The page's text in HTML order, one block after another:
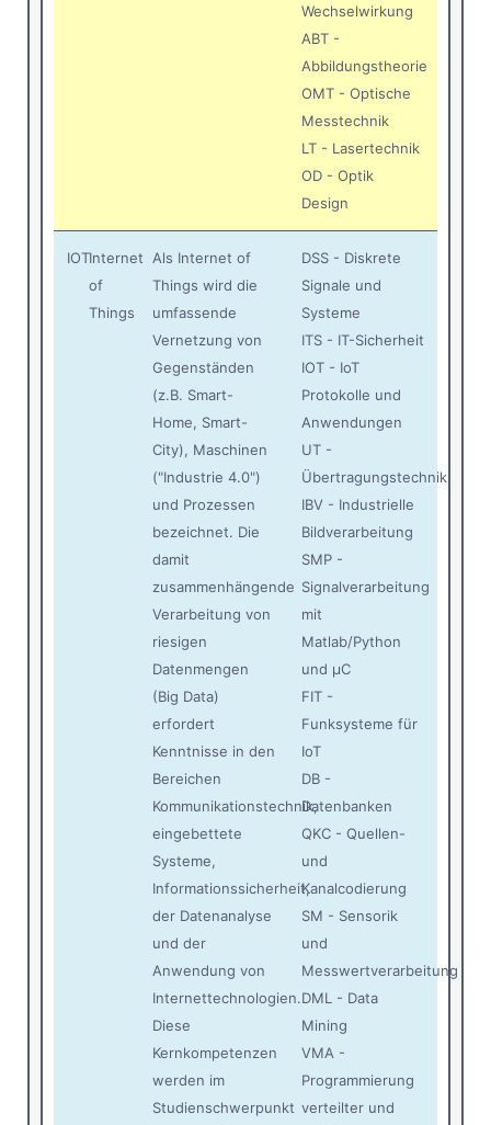
Wechselwirkung
ABT -
Abbildungstheorie
OMT - Optische
Messtechnik
LT - Lasertechnik
OD - Optik
Design
IOTInternet
of
Things
Als Internet of
Things wird die
umfassende
Vernetzung von
Gegenständen
(z.B. Smart-
Home, Smart-
City), Maschinen
("Industrie 4.0")
und Prozessen
bezeichnet. Die
damit
zusammenhängende
Verarbeitung von
riesigen
Datenmengen
(Big Data)
erfordert
Kenntnisse in den
Bereichen
Kommunikationstechnik,
eingebettete
Systeme,
Informationssicherheit,
der Datenanalyse
und der
Anwendung von
Internettechnologien.
Diese
Kernkompetenzen
werden im
Studienschwerpunkt
DSS - Diskrete
Signale und
Systeme
ITS - IT-Sicherheit
IOT - IoT
Protokolle und
Anwendungen
UT -
Übertragungstechnik
IBV - Industrielle
Bildverarbeitung
SMP -
Signalverarbeitung
mit
Matlab/Python
und µC
FIT -
Funksysteme für
IoT
DB -
Datenbanken
QKC - Quellen-
und
Kanalcodierung
SM - Sensorik
und
Messwertverarbeitung
DML - Data
Mining
VMA -
Programmierung
verteilter und